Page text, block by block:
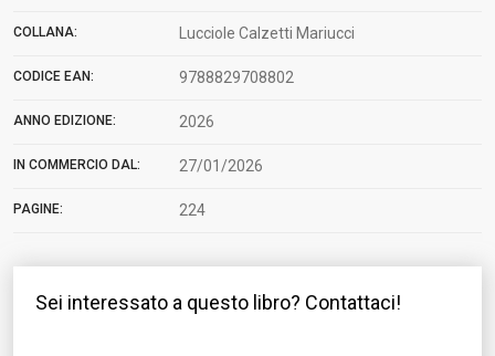
COLLANA: Lucciole Calzetti Mariucci
CODICE EAN: 9788829708802
ANNO EDIZIONE: 2026
IN COMMERCIO DAL: 27/01/2026
PAGINE: 224
Sei interessato a questo libro? Contattaci!